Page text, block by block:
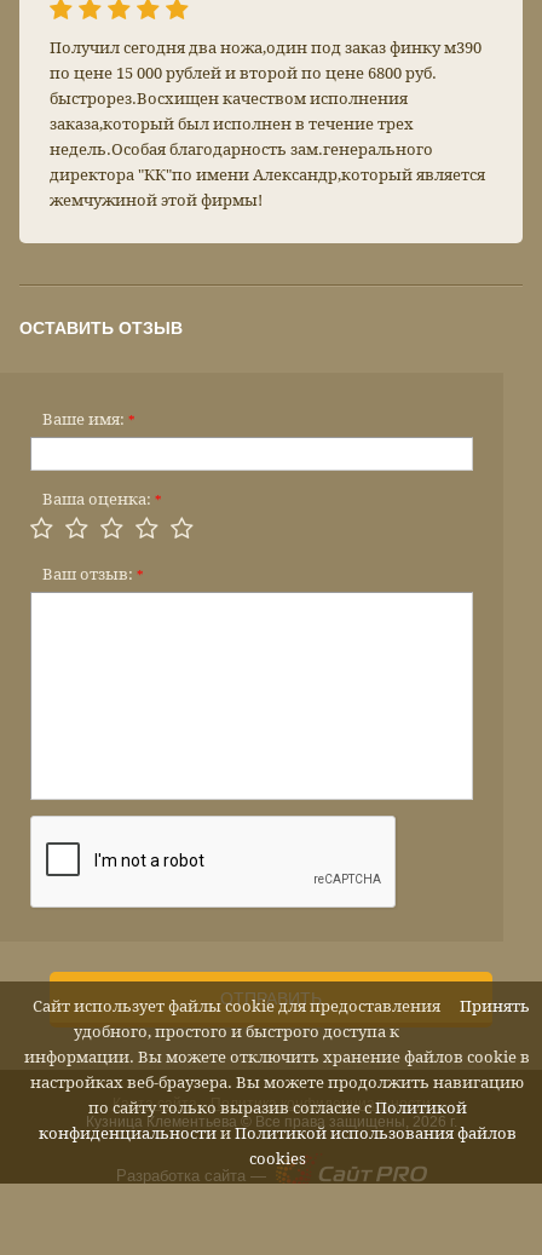
Получил сегодня два ножа,один под заказ финку м390
по цене 15 000 рублей и второй по цене 6800 руб.
быстрорез.Восхищен качеством исполнения
заказа,который был исполнен в течение трех
недель.Особая благодарность зам.генерального
директора "КК"по имени Александр,который является
жемчужиной этой фирмы!
ОСТАВИТЬ ОТЗЫВ
Ваше имя: *
Ваша оценка: *
Ваш отзыв: *
ОТПРАВИТЬ
Кузница Клементьева © Все права защищены, 2026 г.
Карта сайта Политика конфиденциальности
Разработка сайта —
Принять
Сайт использует файлы cookie для предоставления
удобного, простого и быстрого доступа к
информации. Вы можете отключить хранение файлов cookie в
настройках веб-браузера. Вы можете продолжить навигацию
по сайту только выразив согласие с Политикой
конфиденциальностии Политикой использования файлов
cookies